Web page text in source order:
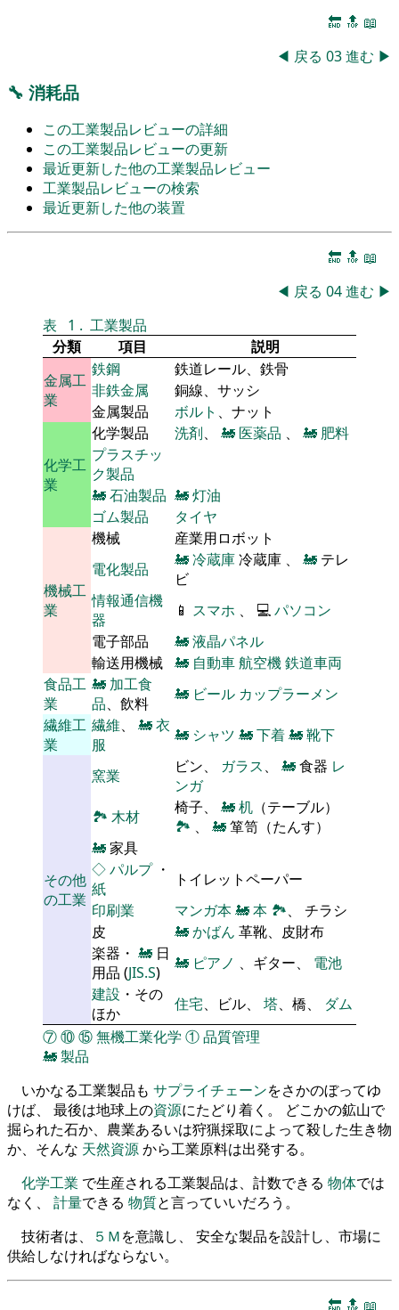
🔚 🔝 📖
◀ 戻る 03進む ▶
🔧 消耗品
この工業製品レビューの詳細
この工業製品レビューの更新
最近更新した他の工業製品レビュー
工業製品レビューの検索
最近更新した他の装置
🔚 🔝 📖
◀ 戻る 04進む ▶
表
1 . 工業製品
分類
項目
説明
金属工
業
鉄鋼
鉄道レール、鉄骨
非鉄金属
銅線、サッシ
金属製品
ボルト 、ナット
化学工
業
化学製品 洗剤、 🚂 医薬品 、 🚂 肥料
プラスチッ
ク製品
🚂石油製品 🚂灯油
ゴム製品
タイヤ
機械工
業
機械
産業用ロボット
電化製品
🚂冷蔵庫冷蔵庫 、 🚂 テレ
ビ
情報通信機
器
📱 スマホ 、 💻パソコン
電子部品
🚂液晶パネル
輸送用機械 🚂 自動車航空機鉄道車両
食品工
業
🚂 加工食
品、飲料 🚂 ビール カップラーメン
繊維工
業
繊維、 🚂衣
服
🚂 シャツ 🚂下着🚂靴下
その他
の工業
窯業 ビン、 ガラス、 🚂食器 レ
ンガ
🏞 木材 椅子、 🚂机 （テーブル）
🏞 、 🚂箪笥（たんす）
🚂家具
◇パルプ・
紙
トイレットペーパー
印刷業
マンガ本🚂本 🏞、 チラシ
皮
🚂かばん 革靴、皮財布
楽器・ 🚂 日
用品 (JIS.S) 🚂 ピアノ 、ギター、 電池
建設 ・その
ほか
住宅、ビル、 塔、橋、 ダム
⑦⑩⑮無機工業化学 ①品質管理
🚂製品
いかなる工業製品も サプライチェーンをさかのぼってゆ
けば、 最後は地球上の資源にたどり着く。 どこかの鉱山で
掘られた石か、農業あるいは狩猟採取によって殺した生き物
か、そんな 天然資源から工業原料は出発する。
化学工業 で生産される工業製品は、計数できる 物体では
なく、 計量できる 物質と言っていいだろう。
技術者は、
５Ｍを意識し、 安全な製品を設計し、市場に
供給しなければならない。
🔚 🔝 📖